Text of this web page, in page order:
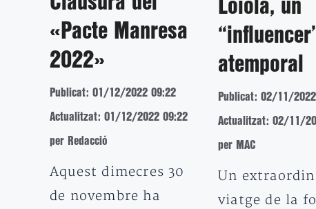
«Pacte Manresa
2022»
Publicat: 01/12/2022 09:22
Actualitzat: 01/12/2022 09:22
per Redacció
Aquest dimecres 30
de novembre ha
Loiola, un
atemporal
Publicat: 02/11/
Actualitzat: 02/11/
per MAC
Un
viatge de la